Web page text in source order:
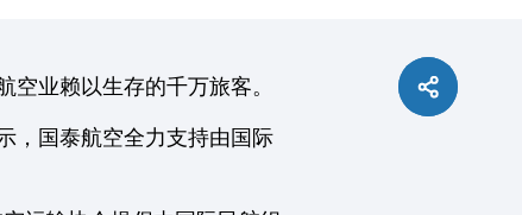
业赖以生存的千万旅客。
，国泰航空全力支持由国际